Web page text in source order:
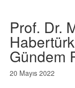
Prof. Dr.
Gündem
20 Mayıs 2022